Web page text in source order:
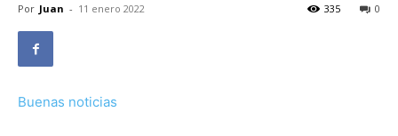
Por Juan - 11 enero 2022 0
335
Buenas noticias